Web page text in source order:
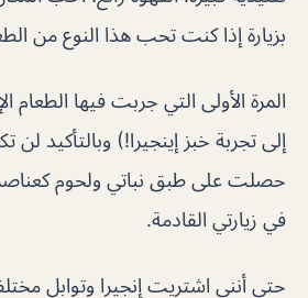
بزيارة إذا كنت تحب هذا النوع من
المرة الأولى التي جربت فيها الطعام
إلى تجربة خبز إينجيرا!) وبالتأكيد لن
حصلت على طبق نباتي ولحوم كعناصر
في زيارتي القادمة.
حتى أنني اشتريت إنجيرا وتوابل